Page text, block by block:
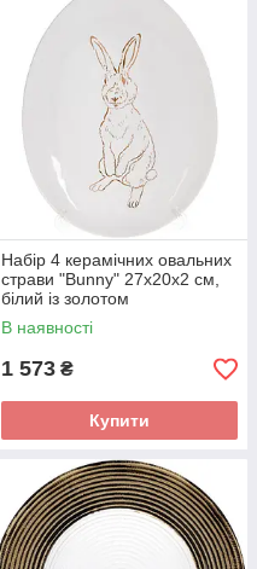
Набір 4 керамічних овальних
страви "Bunny" 27х20х2 см,
білий із золотом
В наявності
1 573 ₴
Купити